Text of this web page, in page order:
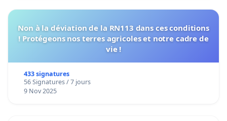
Non à la déviation de la RN113 dans ces conditions
! Protégeons nos terres agricoles et notre cadre de
vie !
433 signatures
56 Signatures / 7 jours
9 Nov 2025